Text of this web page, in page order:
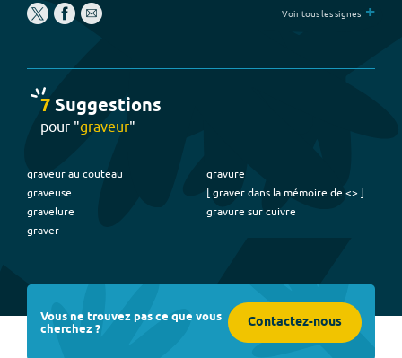
Voir tous les signes +
7Suggestions
pour "graveur"
graveur au couteau
graveuse
gravelure
graver
gravure
[ graver dans la mémoire de <> ]
gravure sur cuivre
Vous ne trouvez pas ce que vous
cherchez ? Contactez-nous